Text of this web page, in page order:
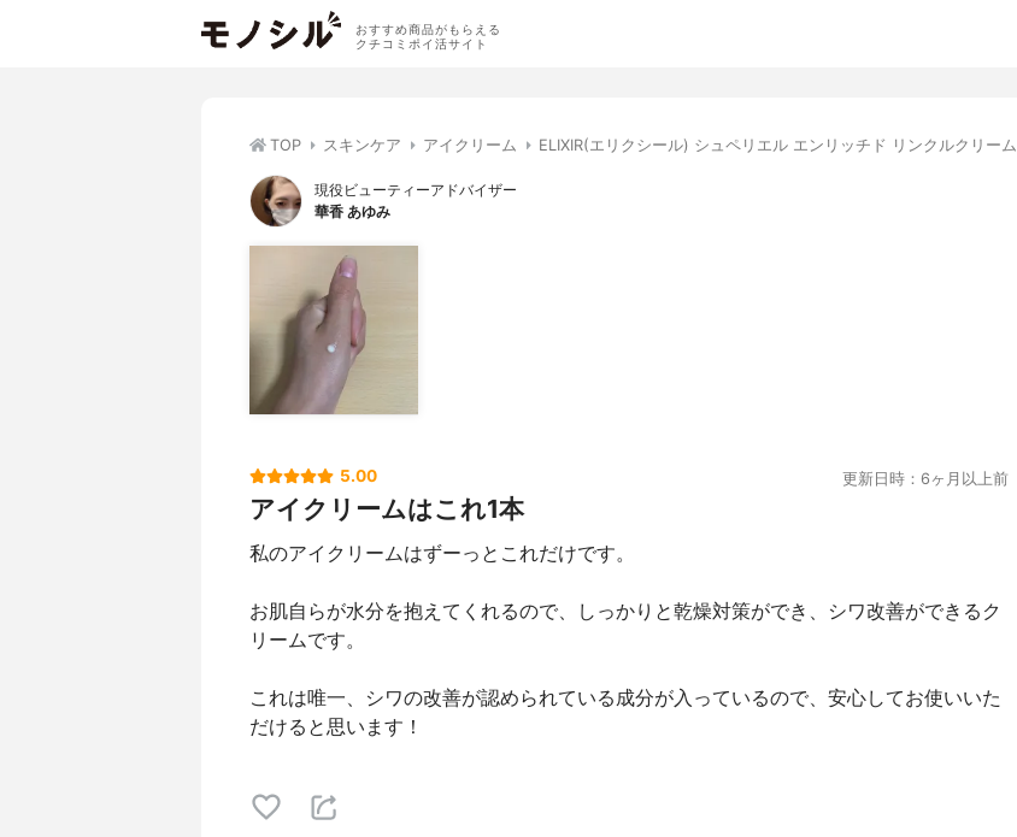
おすすめ商品がもらえる
クチコミポイ活サイト
TOP スキンケア アイクリーム ELIXIR(エリクシール) シュペリエル エンリッチド リンクルクリーム
現役ビューティーアドバイザー
華香 あゆみ
5.00 更新日時：6ヶ月以上前
アイクリームはこれ1本
私のアイクリームはずーっとこれだけです。
お肌自らが水分を抱えてくれるので、しっかりと乾燥対策ができ、シワ改善ができるク
リームです。
これは唯一、シワの改善が認められている成分が入っているので、安心してお使いいた
だけると思います！